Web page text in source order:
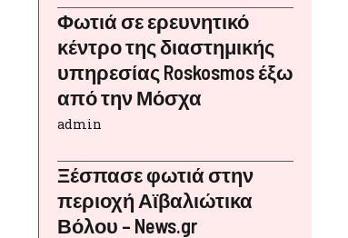
Φωτιά σε ερευνητικό
κέντρο της διαστημικής
υπηρεσίας Roskosmos έξω
από την Μόσχα
admin
Ξέσπασε φωτιά στην
περιοχή Αϊβαλιώτικα
Βόλου – News.gr